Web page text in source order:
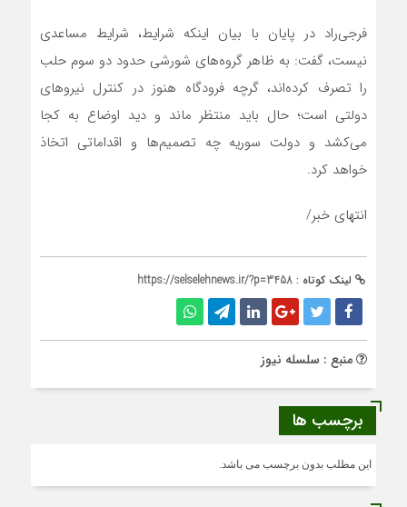
فرجی‌راد در پایان با بیان اینکه شرایط، شرایط مساعدی
نیست، گفت: به ظاهر گروه‌های شورشی حدود دو سوم حلب
را تصرف کرده‌اند، گرچه فرودگاه هنوز در کنترل نیروهای
دولتی است؛ حال باید منتظر ماند و دید اوضاع به کجا
می‌کشد و دولت سوریه چه تصمیم‌ها و اقداماتی اتخاذ
خواهد کرد.
انتهای خبر/
لینک کوتاه : https://selselehnews.ir/?p=3458
منبع : سلسله نیوز
برچسب ها
این مطلب بدون برچسب می باشد.